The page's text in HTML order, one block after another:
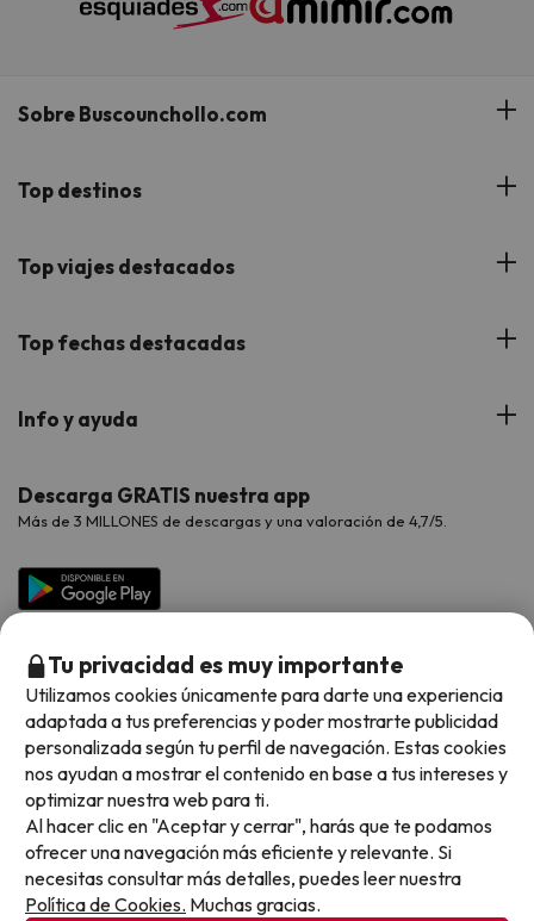
Sobre Buscounchollo.com
¿Quiénes somos?
Buscounchollo en los medios
Proveedores
Viajes para grupos
Top destinos
Hoteles Andalucía
Hoteles Cataluña
Hoteles Galicia
Hoteles Salou
Top viajes destacados
Viajes con Niños
Viajes de Novios
Chollos con Todo Incluido
Chollos en la playa
Hoteles con toboganes
Selección de la Newsletter
Los favoritos de nuestros clientes
Top fechas destacadas
Verano
Vacaciones en Agosto
Vacaciones en Octubre
Vacaciones en Noviembre
Info y ayuda
Contáctanos
Preguntas frecuentes
Descarga GRATIS nuestra app
Más de 3 MILLONES de descargas y una valoración de 4,7/5.
Métodos de pago disponibles
Tu privacidad es muy importante
Utilizamos cookies únicamente para darte una experiencia
adaptada a tus preferencias y poder mostrarte publicidad
personalizada según tu perfil de navegación. Estas cookies
nos ayudan a mostrar el contenido en base a tus intereses y
optimizar nuestra web para ti.
Al hacer clic en "Aceptar y cerrar", harás que te podamos
ofrecer una navegación más eficiente y relevante. Si
necesitas consultar más detalles, puedes leer nuestra
Política de Cookies. Muchas gracias.